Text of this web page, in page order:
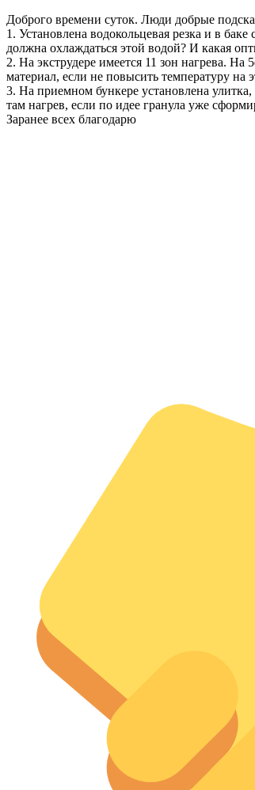
Доброго времени суток. Люди добрые
1. Установлена водокольцевая резка и в
должна охлаждаться этой водой? И какая
2. На экструдере имеется 11 зон нагрева.
материал, если не повысить температуру
3. На приемном бункере установлена улитка,
там нагрев, если по идее гранула уже
Заранее всех благодарю